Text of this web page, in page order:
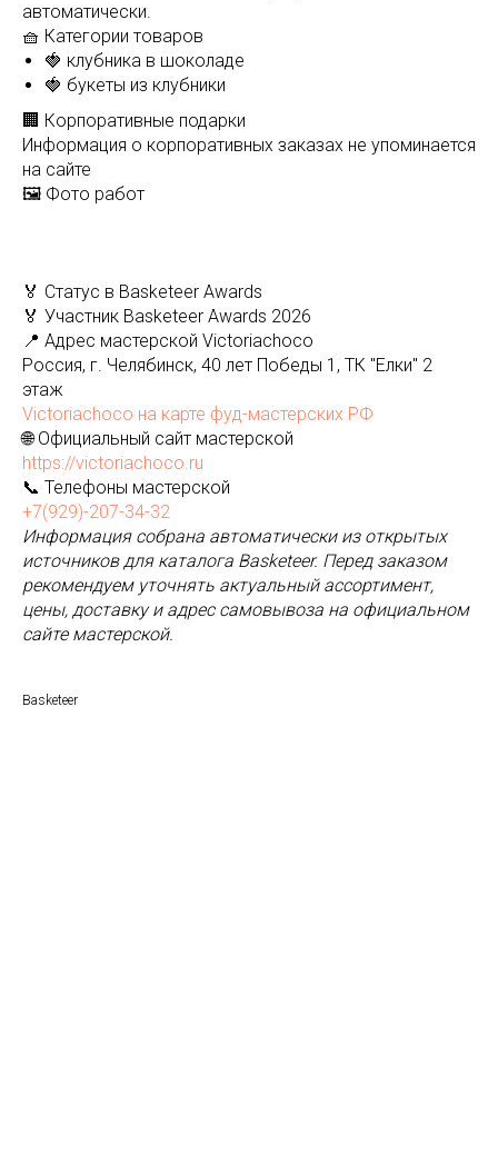
автоматически.
🧺 Категории товаров
🍓 клубника в шоколаде
🍓 букеты из клубники
🏢 Корпоративные подарки
Информация о корпоративных заказах не упоминается
на сайте
🖼️ Фото работ
🏅 Статус в Basketeer Awards
🏅 Участник Basketeer Awards 2026
📍 Адрес мастерской Victoriachoco
Россия, г. Челябинск, 40 лет Победы 1, ТК "Елки" 2
этаж
Victoriachoco на карте фуд-мастерских РФ
🌐 Официальный сайт мастерской
https://victoriachoco.ru
📞 Телефоны мастерской
+7(929)-207-34-32
Информация собрана автоматически из открытых
источников для каталога Basketeer. Перед заказом
рекомендуем уточнять актуальный ассортимент,
цены, доставку и адрес самовывоза на официальном
сайте мастерской.
Basketeer